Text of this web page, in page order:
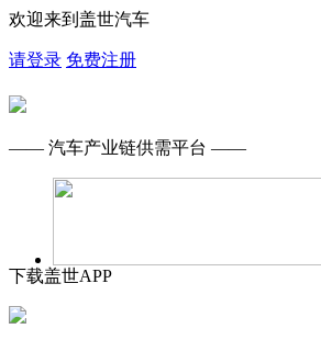
欢迎来到盖世汽车
请登录 免费注册
—— 汽车产业链供需平台 ——
下载盖世APP